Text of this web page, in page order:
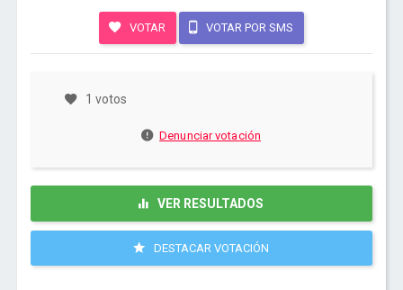
VOTAR VOTAR POR SMS
1 votos
Denunciar votación
VER RESULTADOS
DESTACAR VOTACIÓN